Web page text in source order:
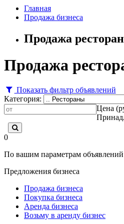
Главная
Продажа бизнеса
Продажа
Продажа
Показать фильтр объявлений
Категория:
Цена
0
По вашим параметрам
Предложения бизнеса
Продажа бизнеса
Покупка бизнеса
Аренда бизнеса
Возьму в аренду бизнес